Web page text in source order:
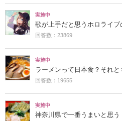
実施中
歌が上手だと思うホロライブ
回答数：23869
実施中
ラーメンって日本食？それと
回答数：19655
実施中
神奈川県で一番うまいと思